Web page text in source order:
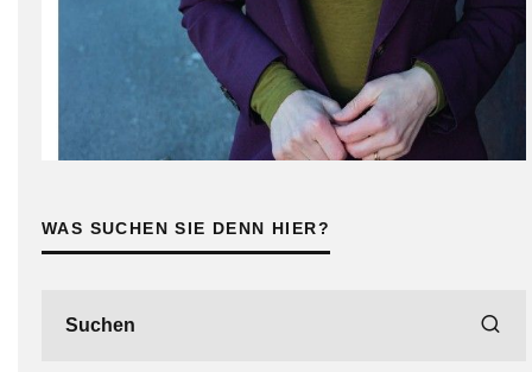
WAS SUCHEN SIE DENN HIER?